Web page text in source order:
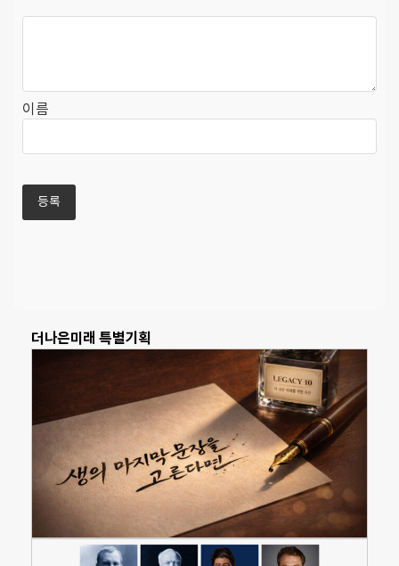
이름
더나은미래 특별기획